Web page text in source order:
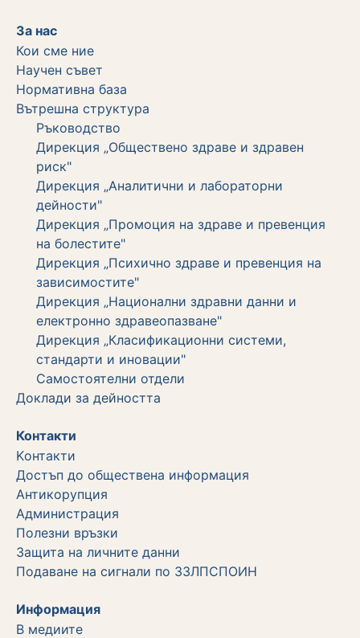
За нас
Кои сме ние
Научен съвет
Нормативна база
Вътрешна структура
Ръководство
Дирекция „Обществено здраве и здравен
риск"
Дирекция „Аналитични и лабораторни
дейности"
Дирекция „Промоция на здраве и превенция
на болестите"
Дирекция „Психично здраве и превенция на
зависимостите"
Дирекция „Национални здравни данни и
електронно здравеопазване"
Дирекция „Класификационни системи,
стандарти и иновации"
Самостоятелни отдели
Дoклади за дейността
Контакти
Kонтакти
Достъп до обществена информация
Aнтикорупция
Администрация
Полезни връзки
Защита на личните данни
Подаване на сигнали по ЗЗЛПСПОИН
Информация
В медиите